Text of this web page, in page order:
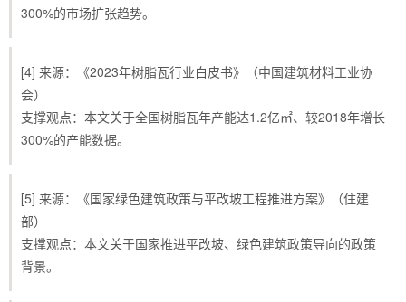
300%的市场扩张趋势。
[4] 来源：《2023年树脂瓦行业白皮书》（中国建筑材料工业协
会）
支撑观点：本文关于全国树脂瓦年产能达1.2亿㎡、较2018年增长
300%的产能数据。
[5] 来源：《国家绿色建筑政策与平改坡工程推进方案》（住建
部）
支撑观点：本文关于国家推进平改坡、绿色建筑政策导向的政策
背景。